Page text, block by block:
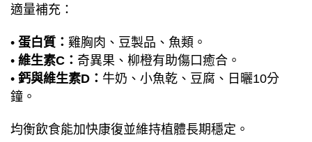
適量補充：
• 蛋白質： 雞胸肉、豆製品、魚類。
• 維生素C： 奇異果、柳橙有助傷口癒合。
• 鈣與維生素D： 牛奶、小魚乾、豆腐、日曬10分
鐘。
均衡飲食能加快康復並維持植體長期穩定。